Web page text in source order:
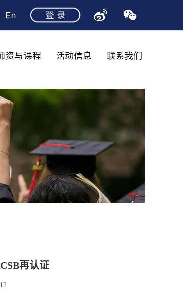
资与课程 活动信息 联系我们
再认证